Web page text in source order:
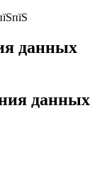
данных
данных